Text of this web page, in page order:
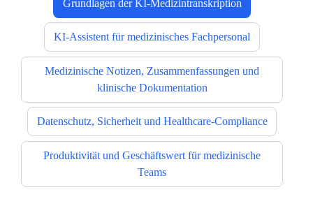
Grundlagen der KI-Medizintranskription
KI-Assistent für medizinisches Fachpersonal
Medizinische Notizen, Zusammenfassungen und
klinische Dokumentation
Datenschutz, Sicherheit und Healthcare-Compliance
Produktivität und Geschäftswert für medizinische
Teams